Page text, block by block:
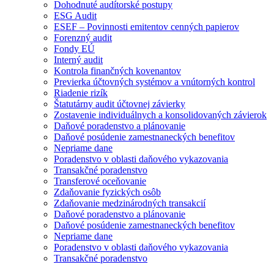
Dohodnuté audítorské postupy
ESG Audit
ESEF – Povinnosti emitentov cenných papierov
Forenzný audit
Fondy EÚ
Interný audit
Kontrola finančných kovenantov
Previerka účtovných systémov a vnútorných kontrol
Riadenie rizík
Štatutárny audit účtovnej závierky
Zostavenie individuálnych a konsolidovaných závierok
Daňové poradenstvo a plánovanie
Daňové posúdenie zamestnaneckých benefitov
Nepriame dane
Poradenstvo v oblasti daňového vykazovania
Transakčné poradenstvo
Transferové oceňovanie
Zdaňovanie fyzických osôb
Zdaňovanie medzinárodných transakcií
Daňové poradenstvo a plánovanie
Daňové posúdenie zamestnaneckých benefitov
Nepriame dane
Poradenstvo v oblasti daňového vykazovania
Transakčné poradenstvo